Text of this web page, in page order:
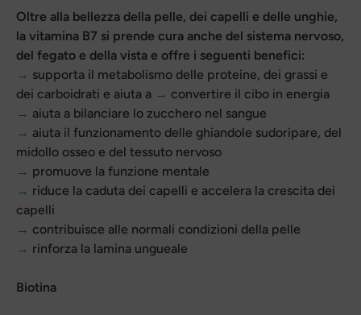
Oltre alla bellezza della pelle, dei capelli e delle unghie,
la vitamina B7 si prende cura anche del sistema nervoso,
del fegato e della vista e offre i seguenti benefici:
→ supporta il metabolismo delle proteine, dei grassi e
dei carboidrati e aiuta a → convertire il cibo in energia
→ aiuta a bilanciare lo zucchero nel sangue
→ aiuta il funzionamento delle ghiandole sudoripare, del
midollo osseo e del tessuto nervoso
→ promuove la funzione mentale
→ riduce la caduta dei capelli e accelera la crescita dei
capelli
→ contribuisce alle normali condizioni della pelle
→ rinforza la lamina ungueale
Biotina